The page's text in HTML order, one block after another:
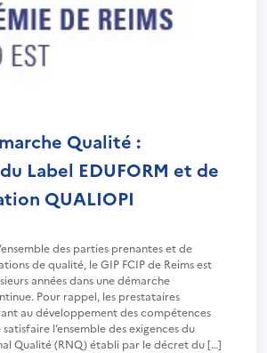
Qualité :
Label EDUFORM et de
QUALIOPI
des parties prenantes et de
de qualité, le GIP FCIP de Reims est
années dans une démarche
Pour rappel, les prestataires
au développement des compétences
l’ensemble des exigences du
Qualité (RNQ) établi par le décret du […]